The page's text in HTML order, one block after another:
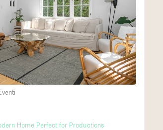
Home Perfect for Productions